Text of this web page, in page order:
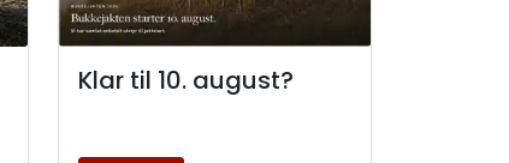
Klar til 10. august?